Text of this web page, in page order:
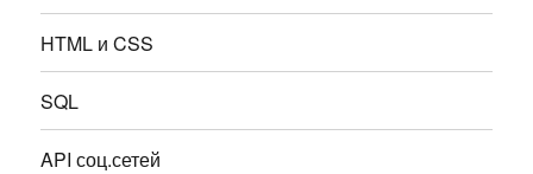
HTML и CSS
SQL
API соц.сетей